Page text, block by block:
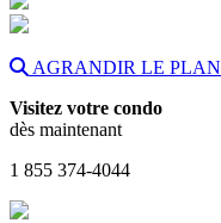
AGRANDIR LE PLAN
Visitez votre condo
dès maintenant
1 855 374-4044